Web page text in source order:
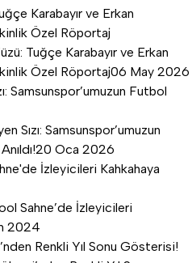
Tuğçe Karabayır ve Erkan
Özel Röportaj06 May 2026
Sızı: Samsunspor’umuzun
20 Oca 2026
Sahne’de İzleyicileri
2024